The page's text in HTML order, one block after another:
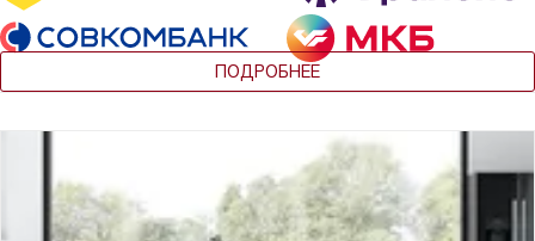
ПОДРОБНЕЕ